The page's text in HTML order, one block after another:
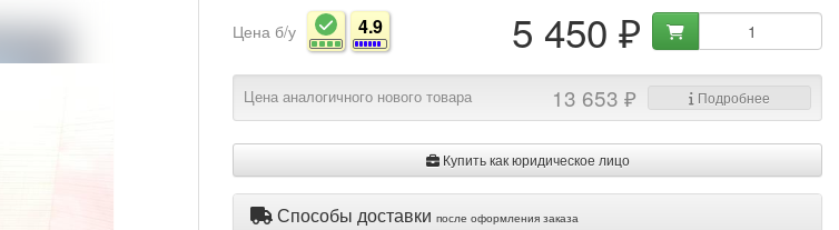
Цена б/у 4.9 5 450 ₽
Цена аналогичного нового товара 13 653 ₽ Подробнее
Купить как юридическое лицо
Способы доставки после оформления заказа